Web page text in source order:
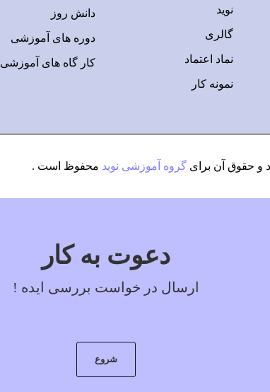
نوید
گالری
نماد اعتماد
نمونه کار
دانش روز
دوره های آموزشی
کار گاه های آموزشی
و حقوق آن برای گروه آموزشی نوید محفوظ است .
دعوت به کار
ارسال در خواست بررسی ایده !
شروع